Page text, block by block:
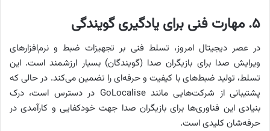
۵. مهارت فنی برای یادگیری گویندگی
در عصر دیجیتال امروز، تسلط فنی بر تجهیزات ضبط و نرم‌افزارهای
ویرایش صدا برای بازیگران صدا (گویندگان) بسیار ارزشمند است. این
تسلط، تولید ضبط‌های با کیفیت و حرفه‌ای را تضمین می‌کند. در حالی که
پشتیبانی از شرکت‌هایی مانند GoLocalise در دسترس است، درک
بنیادی این فناوری‌ها برای بازیگران صدا جهت خودکفایی و کارآمدی در
حرفه‌شان کلیدی است.